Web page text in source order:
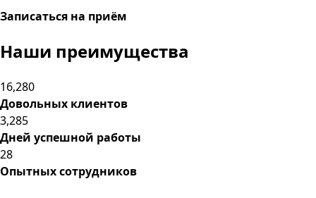
Записаться на приём
Наши преимущества
16,280
Довольных клиентов
3,285
Дней успешной работы
28
Опытных сотрудников